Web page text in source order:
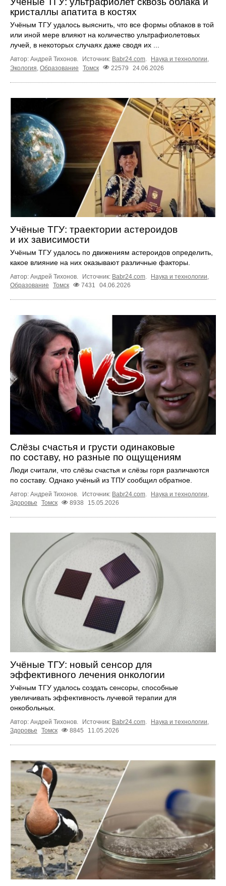
кристаллы апатита в костях
Учёным ТГУ удалось выяснить, что все формы облаков в той
или иной мере влияют на количество ультрафиолетовых
лучей, в некоторых случаях даже сводя их ...
Автор: Андрей Тихонов. Источник: Babr24.com. Наука и технологии,
Экология Образование Томск 22579 24.06.2026
Учёные ТГУ: траектории астероидов
и их зависимости
Учёным ТГУ удалось по движениям астероидов определить,
какое влияние на них оказывают различные факторы.
Автор: Андрей Тихонов. Источник: Babr24.com. Наука и технологии,
Образование
Томск 7431 04.06.2026
Слёзы счастья и грусти одинаковые
по составу, но разные по ощущениям
Люди считали, что слёзы счастья и слёзы горя различаются
по составу. Однако учёный из ТПУ сообщил обратное.
Автор: Андрей Тихонов. Источник: Babr24.com. Наука и технологии,
Здоровье
Томск 8938 15.05.2026
Учёные ТГУ: новый сенсор для
эффективного лечения онкологии
Учёным ТГУ удалось создать сенсоры, способные
увеличивать эффективность лучевой терапии для
онкобольных.
Автор: Андрей Тихонов. Источник: Babr24.com Наука и технологии
Здоровье
Томск 8845 11.05.2026